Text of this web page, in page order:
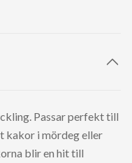
Passar perfekt till
kakor i mördeg eller
blir en hit till